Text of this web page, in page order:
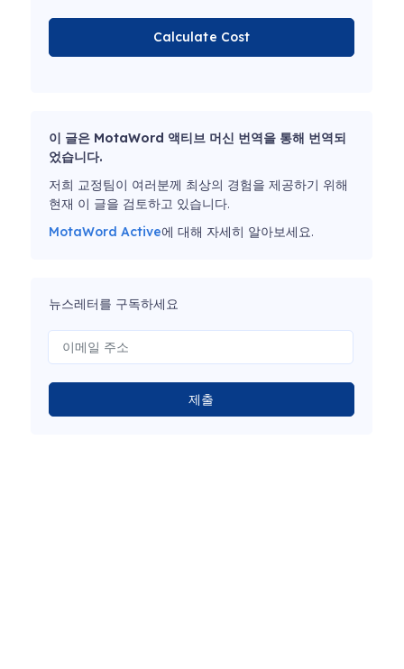
Calculate Cost
이 글은 MotaWord 액티브 머신 번역을 통해 번역되
었습니다.
저희 교정팀이 여러분께 최상의 경험을 제공하기 위해
현재 이 글을 검토하고 있습니다.
MotaWord Active에 대해 자세히 알아보세요.
뉴스레터를 구독하세요
제출